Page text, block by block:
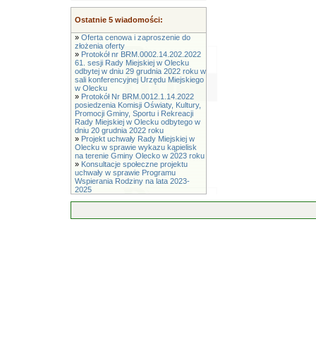
Ostatnie 5 wiadomości:
» Oferta cenowa i zaproszenie do
złożenia oferty
» Protokół nr BRM.0002.14.202.2022
61. sesji Rady Miejskiej w Olecku
odbytej w dniu 29 grudnia 2022 roku w
sali konferencyjnej Urzędu Miejskiego
w Olecku
» Protokół Nr BRM.0012.1.14.2022
posiedzenia Komisji Oświaty, Kultury,
Promocji Gminy, Sportu i Rekreacji
Rady Miejskiej w Olecku odbytego w
dniu 20 grudnia 2022 roku
» Projekt uchwały Rady Miejskiej w
Olecku w sprawie wykazu kąpielisk
na terenie Gminy Olecko w 2023 roku
» Konsultacje społeczne projektu
uchwały w sprawie Programu
Wspierania Rodziny na lata 2023-
2025